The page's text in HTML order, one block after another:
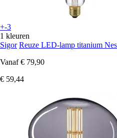
+-3
1 kleuren
Sigor Reuze LED-lamp titanium
Vanaf € 79,90
€ 59,44